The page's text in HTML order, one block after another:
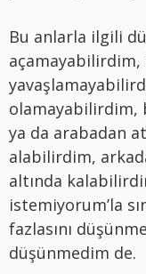
Bu anlarla ilgili
olamayabilirdim,
ya da arabadan
alabilirdim,
altında
istemiyorum’la
fazlasını
düşünmedim de.